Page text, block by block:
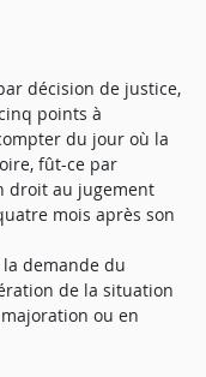
décision de justice,
points à
du jour où la
fût-ce par
droit au jugement
mois après son
demande du
de la situation
ou en